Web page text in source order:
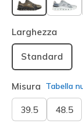
selezionato
Larghezza
Standard
Misura Tabella
39.5 48.5